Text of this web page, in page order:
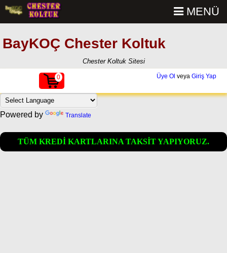
BayKOÇ Chester Koltuk
MENÜ
Chester Koltuk Sitesi
0 Üye Ol veya Giriş Yap
Powered by Translate
TÜM KREDİ KARTLARINA TAKSİT YAPIYORUZ.